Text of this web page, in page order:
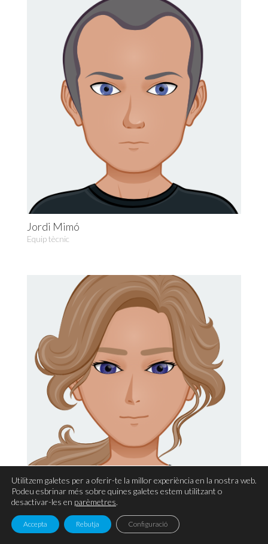
Jordi Mimó
Equip tècnic
Marc Sánchez
Equip tècnic
Utilitzem galetes per a oferir-te la millor experiència en la nostra web.
Podeu esbrinar més sobre quines galetes estem utilitzant o
desactivar-les en parèmetres.
Accepta Rebutja Configuració